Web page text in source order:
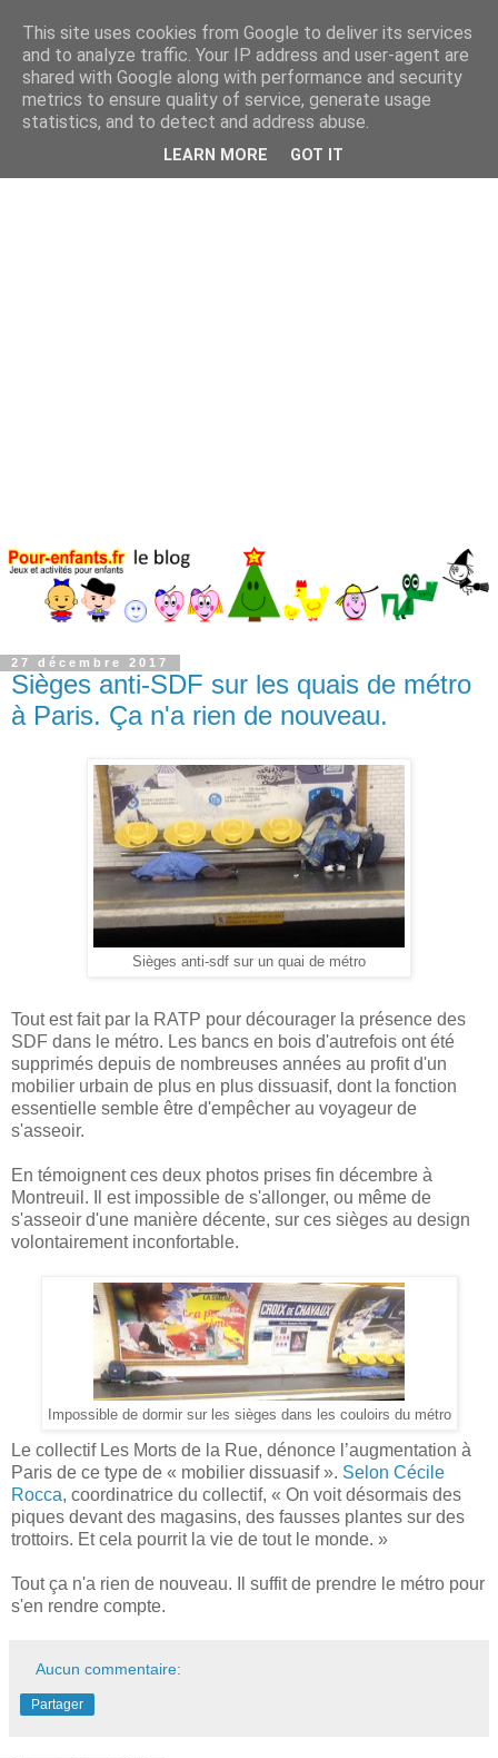
27 décembre 2017
Sièges anti-SDF sur les quais de métro
à Paris. Ça n'a rien de nouveau.
Sièges anti-sdf sur un quai de métro
Tout est fait par la RATP pour décourager la présence des
SDF dans le métro. Les bancs en bois d'autrefois ont été
supprimés depuis de nombreuses années au profit d'un
mobilier urbain de plus en plus dissuasif, dont la fonction
essentielle semble être d'empêcher au voyageur de
s'asseoir.
En témoignent ces deux photos prises fin décembre à
Montreuil. Il est impossible de s'allonger, ou même de
s'asseoir d'une manière décente, sur ces sièges au design
volontairement inconfortable.
Impossible de dormir sur les sièges dans les couloirs du métro
Le collectif Les Morts de la Rue, dénonce l’augmentation à
Paris de ce type de « mobilier dissuasif ». Selon Cécile
Rocca, coordinatrice du collectif, « On voit désormais des
piques devant des magasins, des fausses plantes sur des
trottoirs. Et cela pourrit la vie de tout le monde. »
Tout ça n'a rien de nouveau. Il suffit de prendre le métro pour
s'en rendre compte.
Aucun commentaire:
Partager
This site uses cookies from Google to deliver its services
and to analyze traffic. Your IP address and user-agent are
shared with Google along with performance and security
metrics to ensure quality of service, generate usage
statistics, and to detect and address abuse.
LEARN MORE GOT IT